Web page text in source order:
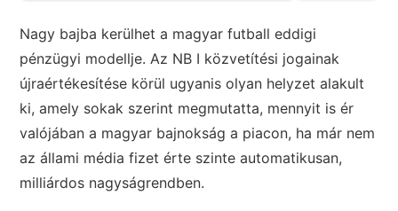
Nagy bajba kerülhet a magyar futball eddigi
pénzügyi modellje. Az NB I közvetítési jogainak
újraértékesítése körül ugyanis olyan helyzet alakult
ki, amely sokak szerint megmutatta, mennyit is ér
valójában a magyar bajnokság a piacon, ha már nem
az állami média fizet érte szinte automatikusan,
milliárdos nagyságrendben.